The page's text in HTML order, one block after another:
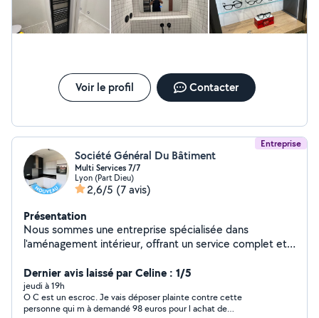
Voir le profil Contacter
Entreprise
Société Général Du Bâtiment
Multi Services 7/7
Lyon (Part Dieu)
2,6/5 (7 avis)
Présentation
Nous sommes une entreprise spécialisée dans
l'aménagement intérieur, offrant un service complet et
Notre équipe experte intervient dans tous les corps de
métier : carrelage, peinture, plomberie, électricité et
menuiserie. Nous mettons notre savoir-faire et notre
créativité au service de vos projets, pour un résultat à la
Dernier avis laissé par Celine : 1/5
jeudi à 19h
O C est un escroc. Je vais déposer plainte contre cette
personne qui m à demandé 98 euros pour l achat de